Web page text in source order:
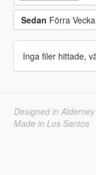
Sedan Förra
Inga filer hittade,
Designed in Alderney
Made in Los Santos